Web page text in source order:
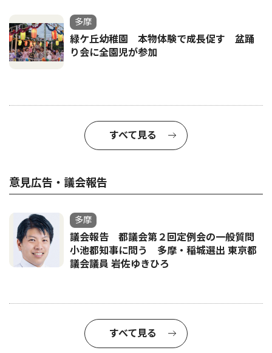
多摩
緑ケ丘幼稚園 本物体験で成長促す 盆踊
り会に全園児が参加
すべて見る
意見広告・議会報告
多摩
議会報告 都議会第２回定例会の一般質問
小池都知事に問う 多摩・稲城選出 東京都
議会議員 岩佐ゆきひろ
すべて見る